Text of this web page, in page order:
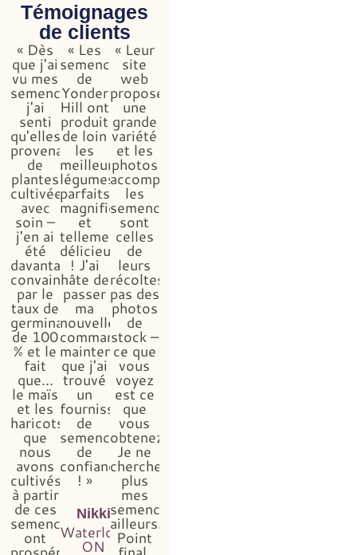
Témoignages
de clients
« Dès
que j'ai
vu mes
semences,
j'ai
senti
qu'elles
provenaient
de
plantes
cultivées
avec
soin –
j'en ai
été
davantage
convaincue
par le
taux de
germination
de 100
% et le
fait
que...
le maïs
et les
haricots
que
nous
avons
cultivés
à partir
de ces
semences
ont
« Les
semences
de
Yonder
Hill ont
produit
de loin
les
meilleurs
légumes,
parfaits,
magnifiques
et
tellement
délicieux
! J'ai
hâte de
passer
ma
nouvelle
commande,
maintenant
que j'ai
trouvé
un
fournisseur
de
semences
de
confiance
! »
Nikki
Waterloo,
ON
« Leur
site
web
propose
une
grande
variété
et les
photos
accompagnant
les
semences
sont
celles
de
leurs
récoltes,
pas des
photos
de
stock –
ce que
vous
voyez
est ce
que
vous
obtenez...
Je ne
chercherai
plus
mes
semences
ailleurs.
Point